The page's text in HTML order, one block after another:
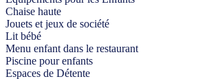
Chaise haute
Jouets et jeux de société
Lit bébé
Menu enfant dans le restaurant
Piscine pour enfants
Espaces de Détente